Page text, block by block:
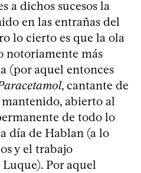
a dichos sucesos la
en las entrañas del
lo cierto es que la ola
notoriamente más
(por aquel entonces
, cantante de
abierto al
de todo lo
día de Hablan (a lo
y el trabajo
Por aquel